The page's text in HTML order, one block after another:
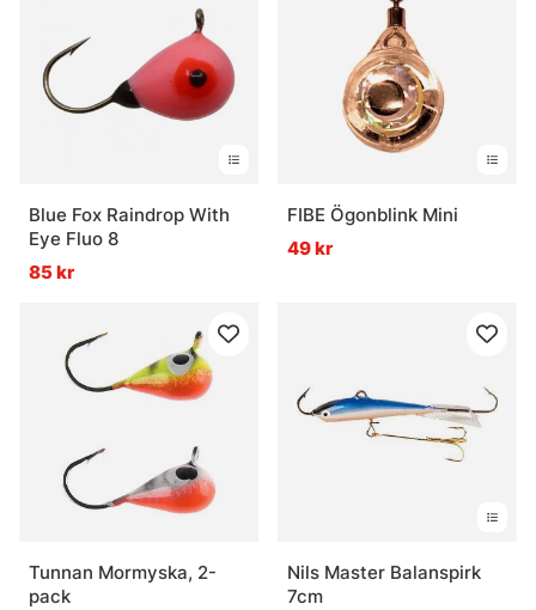
Blue Fox Raindrop With
Eye Fluo 8
85 kr
FIBE Ögonblink Mini
49 kr
Tunnan Mormyska, 2-
pack
Nils Master Balanspirk
7cm